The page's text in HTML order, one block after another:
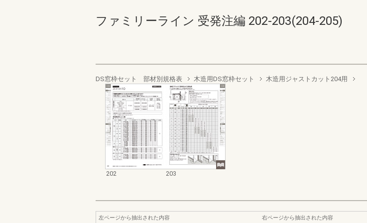
ファミリーライン 受発注編 202-203(204-205)
DS窓枠セット 部材別規格表 木造用DS窓枠セット 木造用ジャストカット204用
202 203
左ページから抽出された内容
右ページから抽出された内容